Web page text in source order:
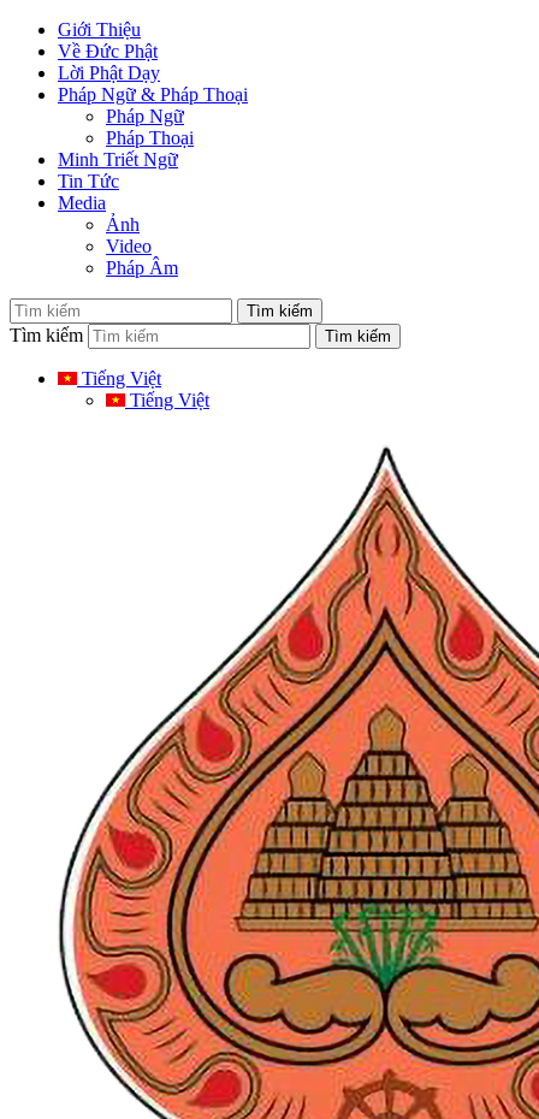
Giới Thiệu
Về Đức Phật
Lời Phật Dạy
Pháp Ngữ & Pháp Thoại
Pháp Ngữ
Pháp Thoại
Minh Triết Ngữ
Tin Tức
Media
Ảnh
Video
Pháp Âm
Tìm kiếm
Tiếng Việt
Tiếng Việt